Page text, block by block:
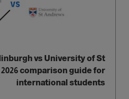
vs University of St
comparison guide for
international students